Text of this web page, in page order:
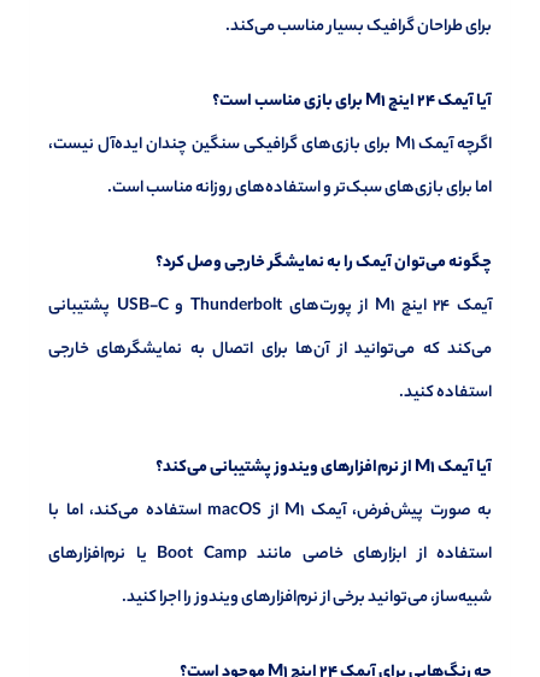
برای طراحان گرافیک بسیار مناسب می‌کند.
آیا آیمک 24 اینچ M1 برای بازی مناسب است؟
اگرچه آیمک M1 برای بازی‌های گرافیکی سنگین چندان ایده‌آل نیست،
اما برای بازی‌های سبک‌تر و استفاده‌های روزانه مناسب است.
چگونه می‌توان آیمک را به نمایشگر خارجی وصل کرد؟
آیمک 24 اینچ M1 از پورت‌های Thunderbolt و USB-C پشتیبانی
می‌کند که می‌توانید از آن‌ها برای اتصال به نمایشگرهای خارجی
استفاده کنید.
آیا آیمک M1 از نرم‌افزارهای ویندوز پشتیبانی می‌کند؟
به صورت پیش‌فرض، آیمک M1 از macOS استفاده می‌کند، اما با
استفاده از ابزارهای خاصی مانند Boot Camp یا نرم‌افزارهای
شبیه‌ساز، می‌توانید برخی از نرم‌افزارهای ویندوز را اجرا کنید.